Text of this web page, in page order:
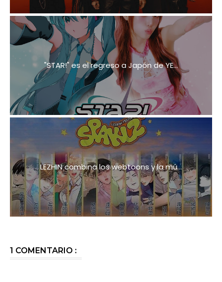
"STAR!" es el regreso a Japón de YE...
LEZHIN combina los webtoons y la mú...
1 COMENTARIO :